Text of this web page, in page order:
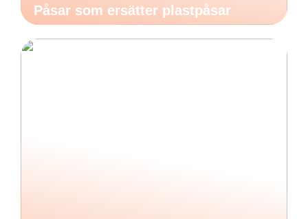
Påsar som ersätter plastpåsar